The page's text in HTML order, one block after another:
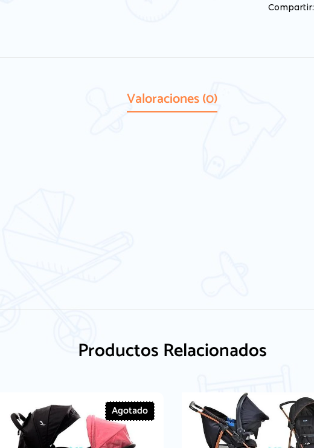
Compartir:
Valoraciones (0)
Productos Relacionados
Agotado